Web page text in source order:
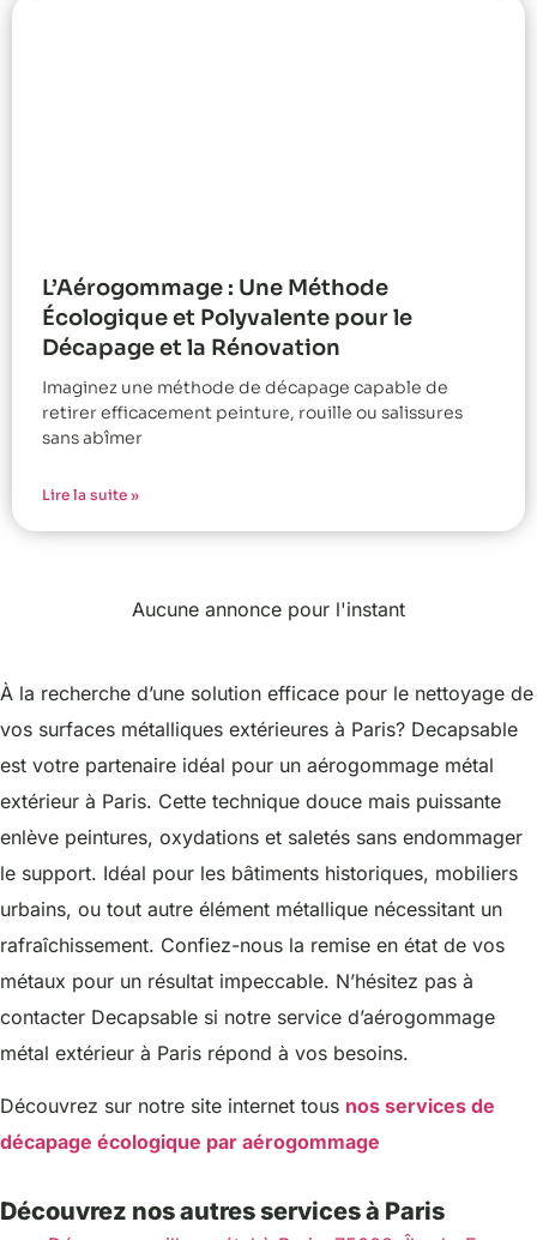
L’Aérogommage : Une Méthode
Écologique et Polyvalente pour le
Décapage et la Rénovation
Imaginez une méthode de décapage capable de
retirer efficacement peinture, rouille ou salissures
sans abîmer
Lire la suite »
Aucune annonce pour l'instant
À la recherche d’une solution efficace pour le nettoyage de
vos surfaces métalliques extérieures à Paris? Decapsable
est votre partenaire idéal pour un aérogommage métal
extérieur à Paris. Cette technique douce mais puissante
enlève peintures, oxydations et saletés sans endommager
le support. Idéal pour les bâtiments historiques, mobiliers
urbains, ou tout autre élément métallique nécessitant un
rafraîchissement. Confiez-nous la remise en état de vos
métaux pour un résultat impeccable. N’hésitez pas à
contacter Decapsable si notre service d’aérogommage
métal extérieur à Paris répond à vos besoins.
Découvrez sur notre site internet tous nos services de
décapage écologique par aérogommage
Découvrez nos autres services à Paris